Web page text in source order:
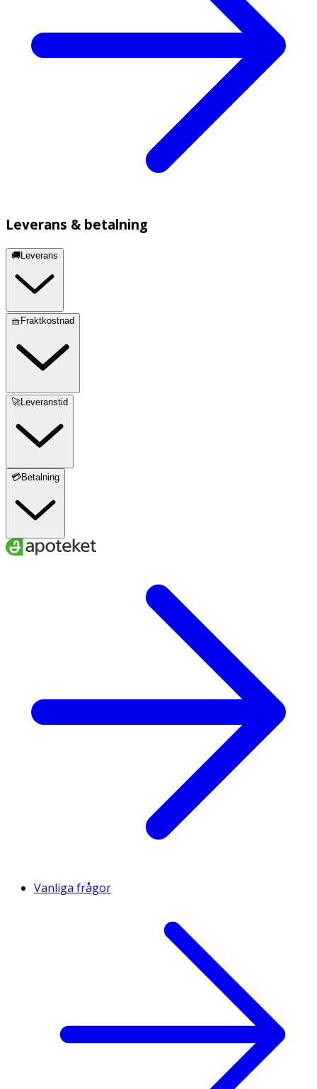
Leverans & betalning
🚚Leverans
🧺Fraktkostnad
🚀Leveranstid
💳Betalning
Vanliga frågor